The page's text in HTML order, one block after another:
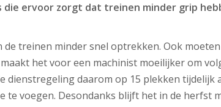
die ervoor zorgt dat treinen minder grip
de treinen minder snel optrekken. Ook
het voor een machinist moeilijker om
dienstregeling daarom op 15 plekken tijdelijk
te voegen. Desondanks blijft het in de herfst